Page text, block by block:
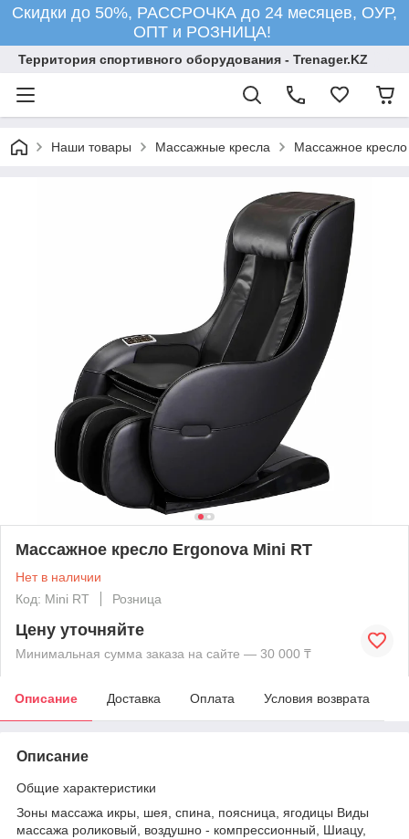
Скидки до 50%, РАССРОЧКА до 24 месяцев, ОУР,
ОПТ и РОЗНИЦА!
Территория спортивного оборудования - Trenager.KZ
Наши товары Массажные кресла Массажное
Массажное кресло Ergonova Mini RT
Нет в наличии
Код: Mini RT
Розница
Цену уточняйте
Минимальная сумма заказа на сайте — 30 000 ₸
Описание Доставка Оплата Условия возврата
Описание
Общие характеристики
Зоны массажа икры, шея, спина, поясница, ягодицы Виды
массажа роликовый, воздушно - компрессионный, Шиацу,